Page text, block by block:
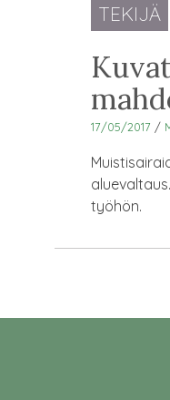
TEKIJÄ
17/05/2017 /
työhön.